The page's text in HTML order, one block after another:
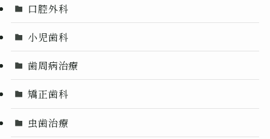
口腔外科
小児歯科
歯周病治療
矯正歯科
虫歯治療